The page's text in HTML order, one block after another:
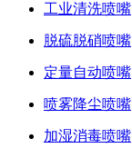
工业清洗喷嘴
脱硫脱硝喷嘴
定量自动喷嘴
喷雾降尘喷嘴
加湿消毒喷嘴